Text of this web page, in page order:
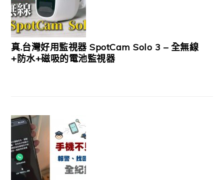
真.台灣好用監視器 SpotCam Solo 3 – 全無線
+防水+磁吸的電池監視器